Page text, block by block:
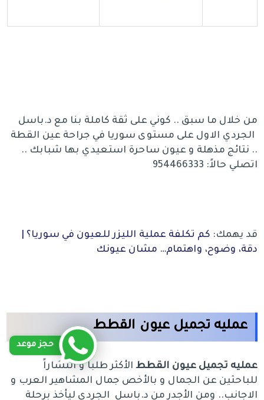
من خلال ما سبق .. كوني على ثقة كاملة بنا مع د.باسل
الجردي الاول على مستوى سوريا في جراحة عين القطة
.. نتائج مذهلة و عيون ساحرة استعيدي بها شبابك ..
اتصلي حالاً: 954466333
قد يهمك: كم تكلفة عملية الليزر للعيون في سوريا؟ |
دقة، وضوح، واهتمام… مشان عيونك
عمليه تجميل عيون القطط
عمليه تجميل عيون القطط الأكثر طلباً و انتشاراً
للباحثين عن الجمال و بالأخص جمال المشاهير العرب و
الاجانب.. ومن الأجدر من د.باسل الجردي ليأخذ برحلة
حجز موعد